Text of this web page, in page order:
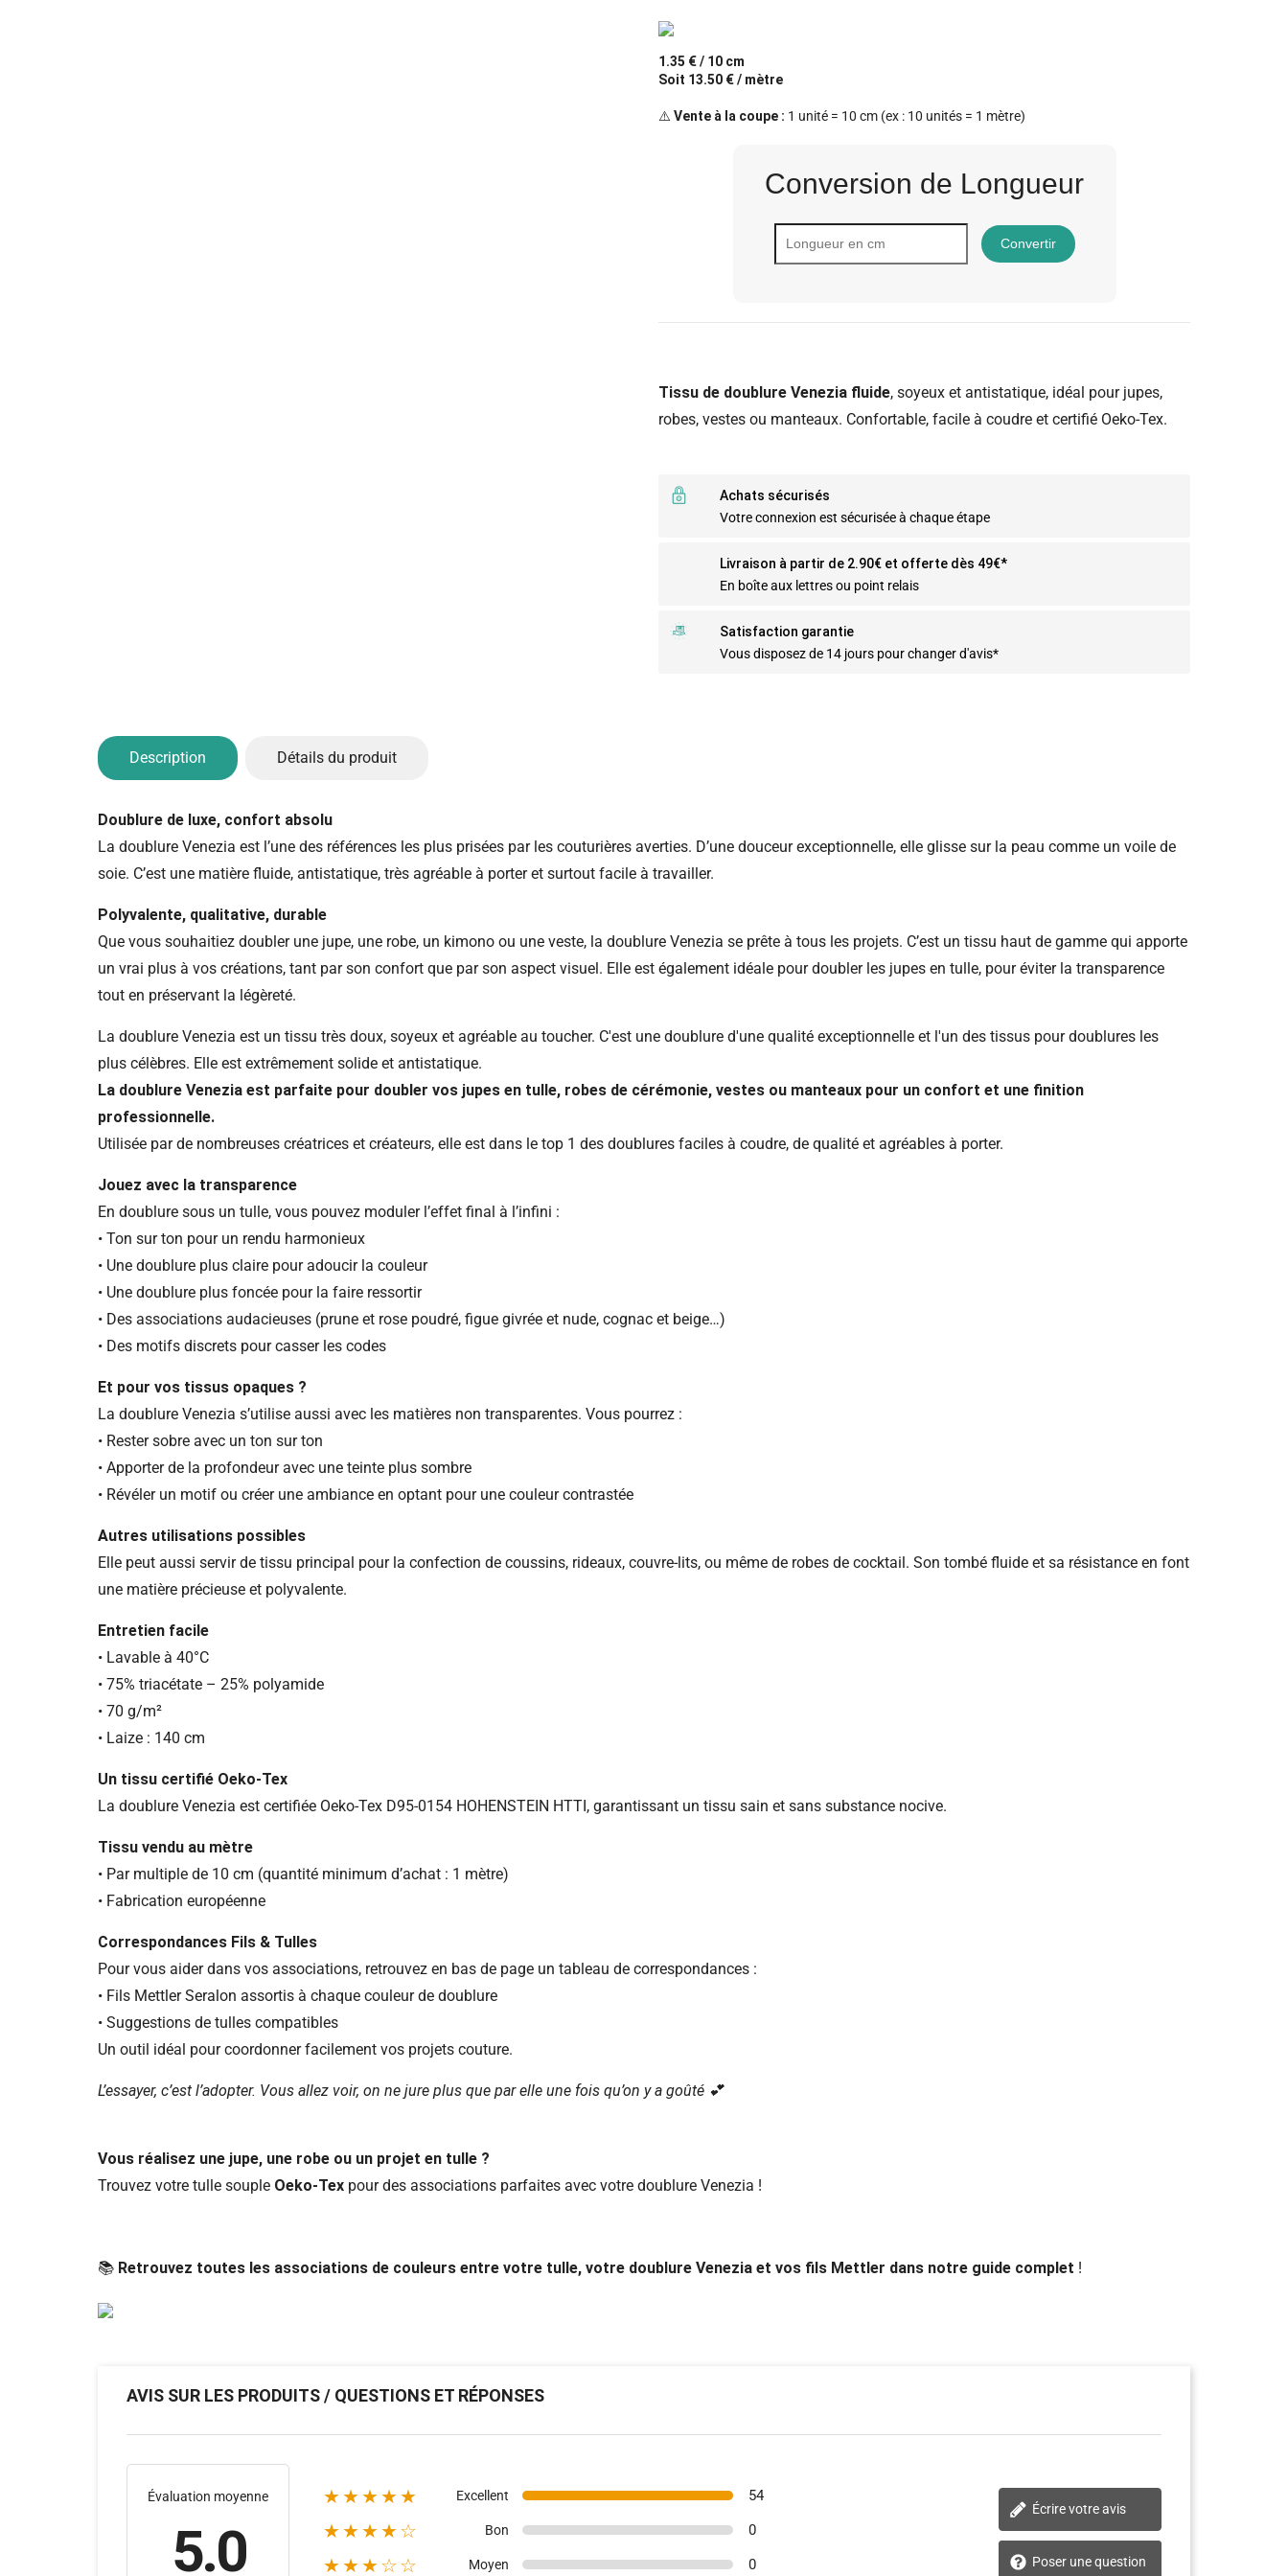
1.35 € / 10 cm
Soit 13.50 € / mètre
⚠️ Vente à la coupe : 1 unité = 10 cm (ex : 10 unités = 1 mètre)
Conversion de Longueur
Convertir
Tissu de doublure Venezia fluide, soyeux et antistatique, idéal pour jupes,
robes, vestes ou manteaux. Confortable, facile à coudre et certifié Oeko-Tex.
Achats sécurisés
Votre connexion est sécurisée à chaque étape
Livraison à partir de 2.90€ et offerte dès 49€*
En boîte aux lettres ou point relais
Satisfaction garantie
Vous disposez de 14 jours pour changer d'avis*
Description Détails du produit
Doublure de luxe, confort absolu
La doublure Venezia est l’une des références les plus prisées par les couturières averties. D’une douceur exceptionnelle, elle glisse sur la peau comme un voile de
soie. C’est une matière fluide, antistatique, très agréable à porter et surtout facile à travailler.
Polyvalente, qualitative, durable
Que vous souhaitiez doubler une jupe, une robe, un kimono ou une veste, la doublure Venezia se prête à tous les projets. C’est un tissu haut de gamme qui apporte
un vrai plus à vos créations, tant par son confort que par son aspect visuel. Elle est également idéale pour doubler les jupes en tulle, pour éviter la transparence
tout en préservant la légèreté.
La doublure Venezia est un tissu très doux, soyeux et agréable au toucher. C'est une doublure d'une qualité exceptionnelle et l'un des tissus pour doublures les
plus célèbres. Elle est extrêmement solide et antistatique.
La doublure Venezia est parfaite pour doubler vos jupes en tulle, robes de cérémonie, vestes ou manteaux pour un confort et une finition
professionnelle.
Utilisée par de nombreuses créatrices et créateurs, elle est dans le top 1 des doublures faciles à coudre, de qualité et agréables à porter.
Jouez avec la transparence
En doublure sous un tulle, vous pouvez moduler l’effet final à l’infini :
• Ton sur ton pour un rendu harmonieux
• Une doublure plus claire pour adoucir la couleur
• Une doublure plus foncée pour la faire ressortir
• Des associations audacieuses (prune et rose poudré, figue givrée et nude, cognac et beige…)
• Des motifs discrets pour casser les codes
Et pour vos tissus opaques ?
La doublure Venezia s’utilise aussi avec les matières non transparentes. Vous pourrez :
• Rester sobre avec un ton sur ton
• Apporter de la profondeur avec une teinte plus sombre
• Révéler un motif ou créer une ambiance en optant pour une couleur contrastée
Autres utilisations possibles
Elle peut aussi servir de tissu principal pour la confection de coussins, rideaux, couvre-lits, ou même de robes de cocktail. Son tombé fluide et sa résistance en font
une matière précieuse et polyvalente.
Entretien facile
• Lavable à 40°C
• 75% triacétate – 25% polyamide
• 70 g/m²
• Laize : 140 cm
Un tissu certifié Oeko-Tex
La doublure Venezia est certifiée Oeko-Tex D95-0154 HOHENSTEIN HTTI, garantissant un tissu sain et sans substance nocive.
Tissu vendu au mètre
• Par multiple de 10 cm (quantité minimum d’achat : 1 mètre)
• Fabrication européenne
Correspondances Fils & Tulles
Pour vous aider dans vos associations, retrouvez en bas de page un tableau de correspondances :
• Fils Mettler Seralon assortis à chaque couleur de doublure
• Suggestions de tulles compatibles
Un outil idéal pour coordonner facilement vos projets couture.
L’essayer, c’est l’adopter. Vous allez voir, on ne jure plus que par elle une fois qu’on y a goûté 💕
Vous réalisez une jupe, une robe ou un projet en tulle ?
Trouvez votre tulle souple Oeko-Tex pour des associations parfaites avec votre doublure Venezia !
📚 Retrouvez toutes les associations de couleurs entre votre tulle, votre doublure Venezia et vos fils Mettler dans notre guide complet !
AVIS SUR LES PRODUITS / QUESTIONS ET RÉPONSES
Évaluation moyenne
5.0
★★★★★ Excellent 54
★★★★☆ Bon 0
★★★☆☆ Moyen 0
Écrire votre avis
Poser une question